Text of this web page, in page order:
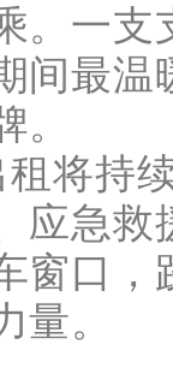
。一
间最
。
将持
应急
窗口
量。